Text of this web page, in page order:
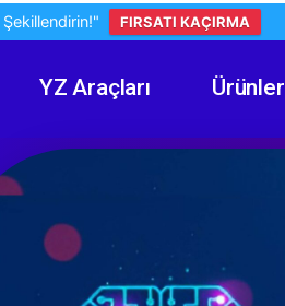
FIRSATI KAÇIRMA
YZ Araçları Ürünler